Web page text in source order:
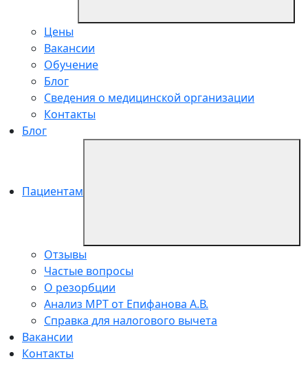
Цены
Вакансии
Обучение
Блог
Сведения о медицинской организации
Контакты
Блог
Пациентам
Отзывы
Частые вопросы
О резорбции
Анализ МРТ от Епифанова А.В.
Справка для налогового вычета
Вакансии
Контакты